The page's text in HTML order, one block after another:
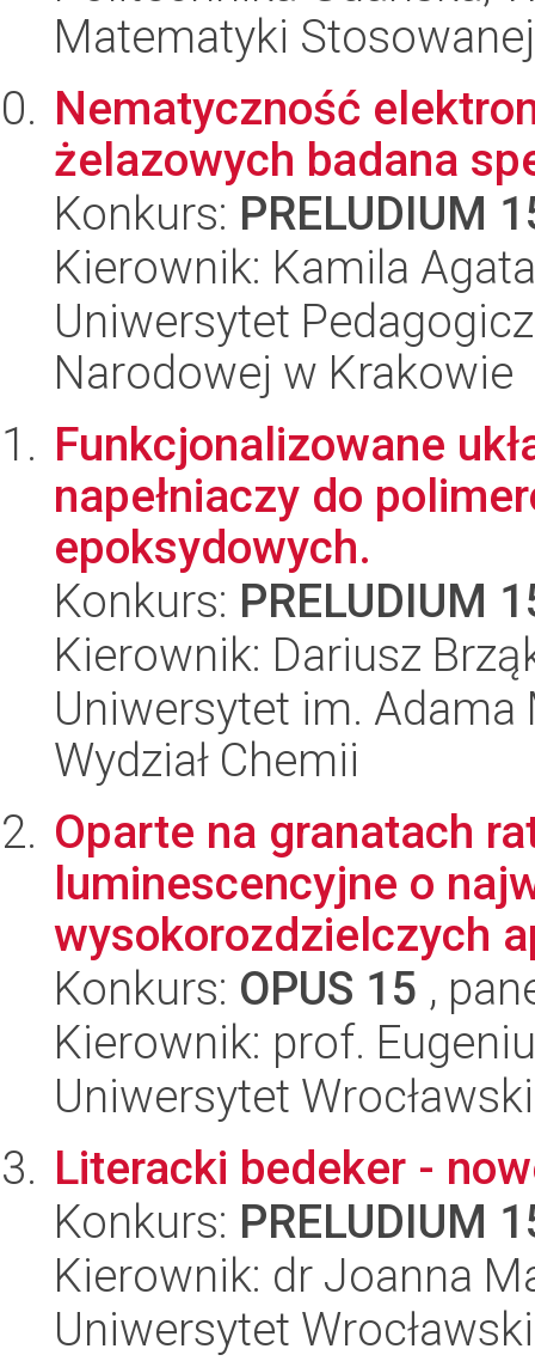
Matematyki Stosowanej
Nematyczność
żelazowych badana
Konkurs: PRELUDIUM
Kierownik: Kamila
Uniwersytet
Narodowej w Krakowie
Funkcjonalizowane
napełniaczy do
epoksydowych.
Konkurs: PRELUDIUM
Kierownik: Dariusz
Uniwersytet im.
Wydział Chemii
Oparte na granatach
luminescencyjne o
wysokorozdzielczych
Konkurs: OPUS 15 ,
Kierownik: prof.
Uniwersytet
Literacki bedeker -
Konkurs: PRELUDIUM
Kierownik: dr Joanna
Uniwersytet